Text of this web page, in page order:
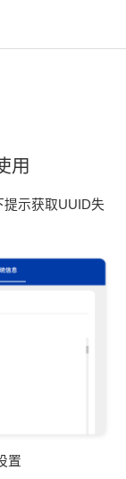
用
提示获取UUID失
置